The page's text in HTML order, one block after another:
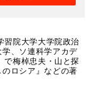
習院大学大学院政治
、ソ連科学アカデ
で梅棹忠夫・山と探
ロシア』などの著